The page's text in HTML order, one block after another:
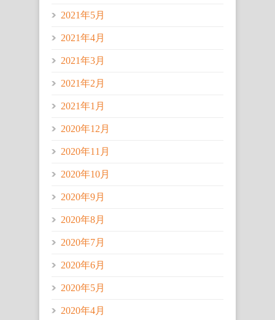
2021年5月
2021年4月
2021年3月
2021年2月
2021年1月
2020年12月
2020年11月
2020年10月
2020年9月
2020年8月
2020年7月
2020年6月
2020年5月
2020年4月